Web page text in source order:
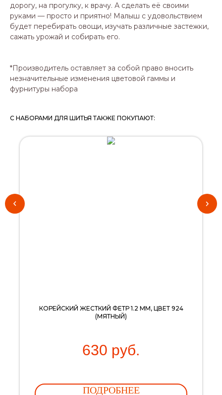
дорогу, на прогулку, к врачу. А сделать её своими
руками — просто и приятно! Малыш с удовольствием
будет перебирать овощи, изучать различные застежки,
сажать урожай и собирать его.
*Производитель оставляет за собой право вносить
незначительные изменения цветовой гаммы и
фурнитуры набора
С НАБОРАМИ ДЛЯ ШИТЬЯ ТАКЖЕ ПОКУПАЮТ:
КОРЕЙСКИЙ ЖЕСТКИЙ ФЕТР 1.2 ММ, ЦВЕТ 924
(МЯТНЫЙ)
630 руб.
ПОДРОБНЕЕ